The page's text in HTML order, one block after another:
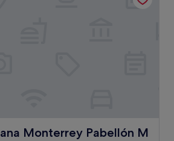
Monterrey Pabellón M
Monterrey Pabellón M